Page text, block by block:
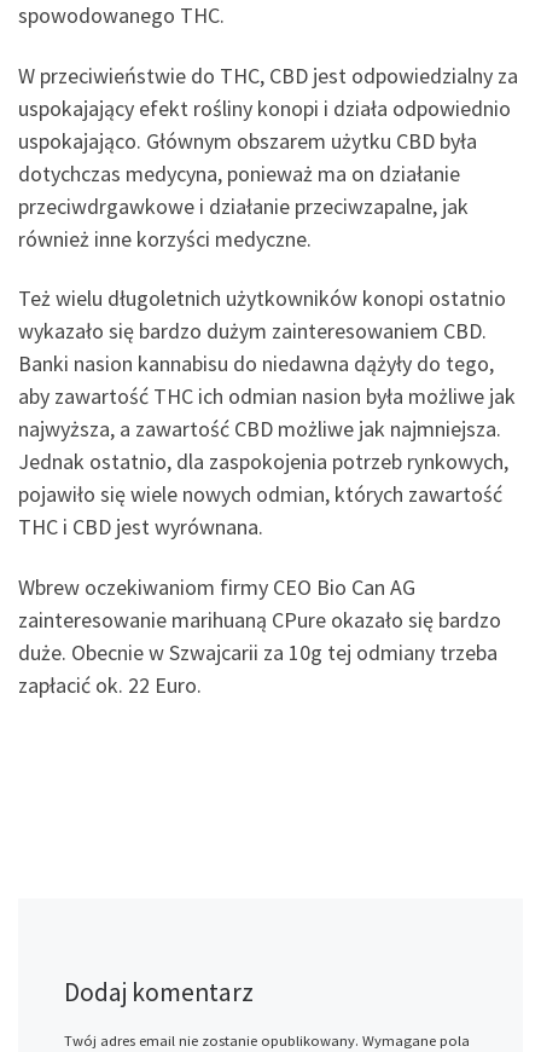
spowodowanego THC.
W przeciwieństwie do THC, CBD jest odpowiedzialny za
uspokajający efekt rośliny konopi i działa odpowiednio
uspokajająco. Głównym obszarem użytku CBD była
dotychczas medycyna, ponieważ ma on działanie
przeciwdrgawkowe i działanie przeciwzapalne, jak
również inne korzyści medyczne.
Też wielu długoletnich użytkowników konopi ostatnio
wykazało się bardzo dużym zainteresowaniem CBD.
Banki nasion kannabisu do niedawna dążyły do tego,
aby zawartość THC ich odmian nasion była możliwe jak
najwyższa, a zawartość CBD możliwe jak najmniejsza.
Jednak ostatnio, dla zaspokojenia potrzeb rynkowych,
pojawiło się wiele nowych odmian, których zawartość
THC i CBD jest wyrównana.
Wbrew oczekiwaniom firmy CEO Bio Can AG
zainteresowanie marihuaną CPure okazało się bardzo
duże. Obecnie w Szwajcarii za 10g tej odmiany trzeba
zapłacić ok. 22 Euro.
Dodaj komentarz
Twój adres email nie zostanie opublikowany. Wymagane pola